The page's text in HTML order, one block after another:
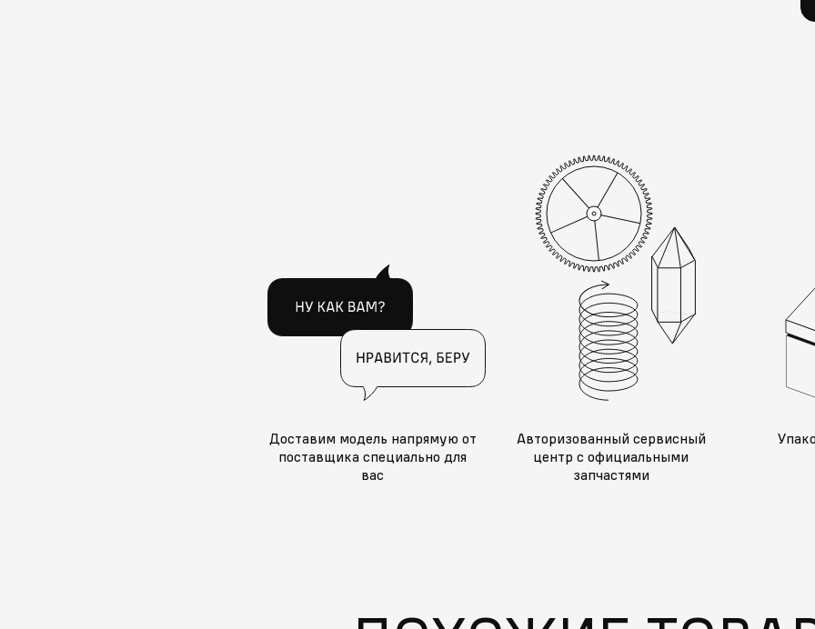
Доставим модель напрямую от
поставщика специально для
вас
Авторизованный сервисный
центр с официальными
запчастями